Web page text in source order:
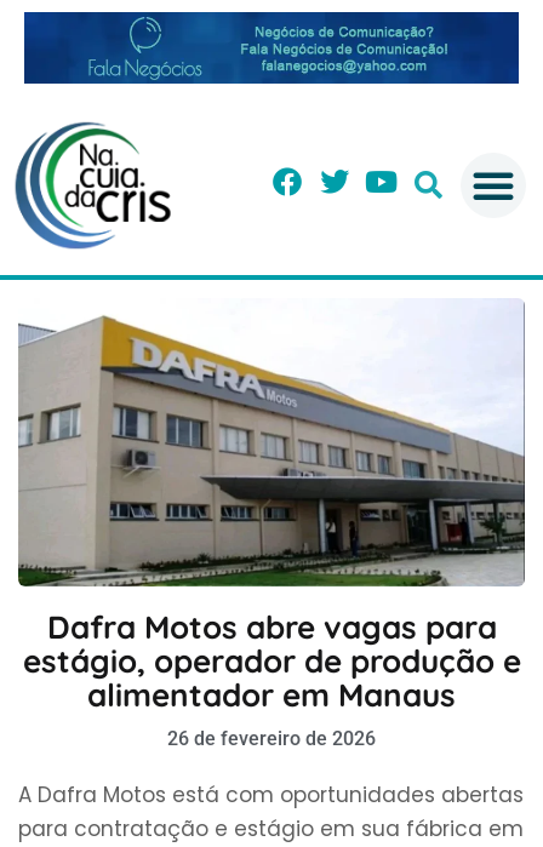
Dafra Motos abre vagas para
estágio, operador de produção e
alimentador em Manaus
26 de fevereiro de 2026
A Dafra Motos está com oportunidades abertas
para contratação e estágio em sua fábrica em